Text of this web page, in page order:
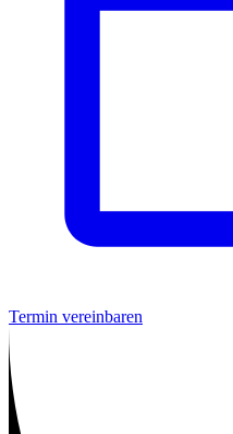
Termin vereinbaren